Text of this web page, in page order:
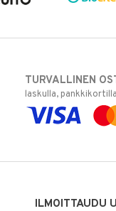
TURVALLINEN
laskulla,
ILMOITTAUDU